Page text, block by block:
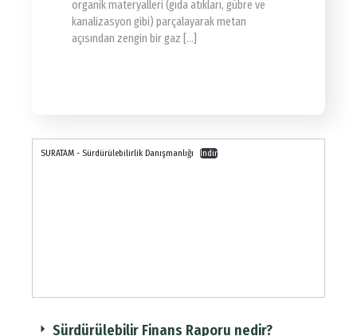
organik materyalleri (gıda atıkları, gübre ve
kanalizasyon gibi) parçalayarak metan
açısından zengin bir gaz […]
SURATAM - Sürdürülebilirlik Danışmanlığı İndir
Sürdürülebilir Finans Raporu nedir?